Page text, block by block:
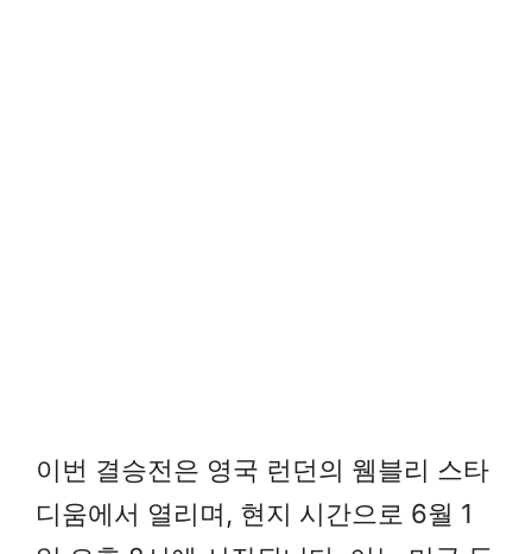
이번 결승전은 영국 런던의 웸블리 스타
디움에서 열리며, 현지 시간으로 6월 1